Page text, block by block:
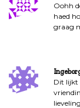
Oohh
haed
graag
Dit lijkt